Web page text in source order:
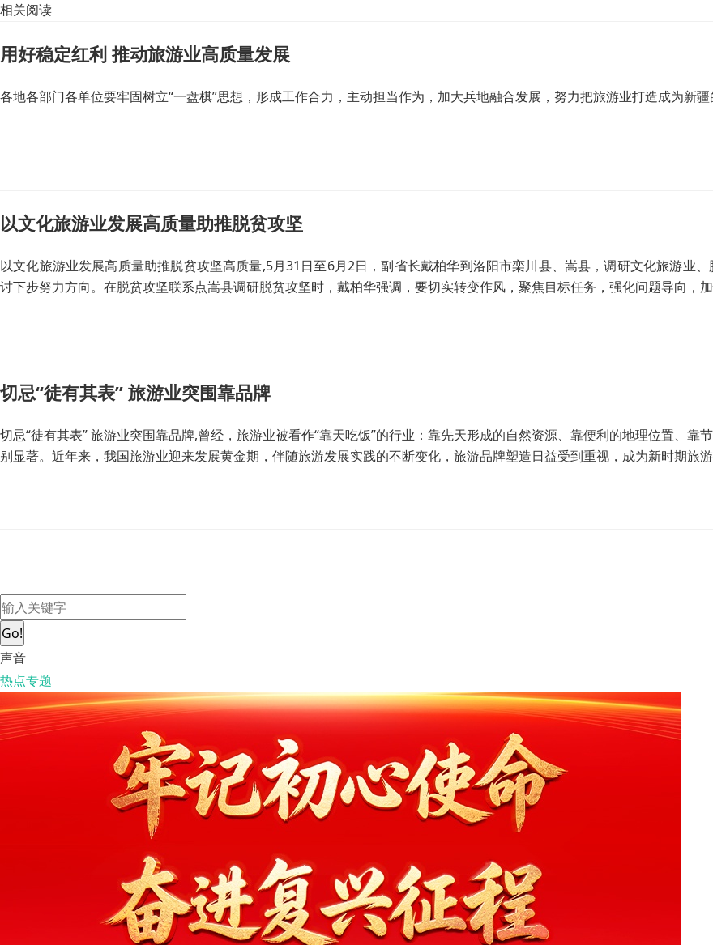
相关阅读
用好稳定红利 推动旅游业高质量发展
各地各部门各单位要牢固树立“一盘棋”思想，形成工作合力，主动担当作为，加大兵地融合发展，努力把旅游业打造成为新疆
以文化旅游业发展高质量助推脱贫攻坚
以文化旅游业发展高质量助推脱贫攻坚高质量,5月31日至6月2日，副省长戴柏华到洛阳市栾川县、嵩县，调研文化旅游业
讨下步努力方向。在脱贫攻坚联系点嵩县调研脱贫攻坚时，戴柏华强调，要切实转变作风，聚焦目标任务，强化问题导向，
切忌“徒有其表” 旅游业突围靠品牌
切忌“徒有其表” 旅游业突围靠品牌,曾经，旅游业被看作“靠天吃饭”的行业：靠先天形成的自然资源、靠便利的地理位置、
别显著。近年来，我国旅游业迎来发展黄金期，伴随旅游发展实践的不断变化，旅游品牌塑造日益受到重视，成为新时期旅
Go!
声音
热点专题